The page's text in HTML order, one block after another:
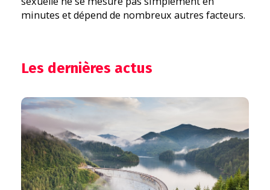
minutes et dépend de nombreux autres facteurs.
Les dernières actus